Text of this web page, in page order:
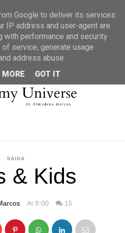
SAIOA
& Kids
At 8:00 15
Google to deliver its services
IP address and user-agent are
with performance and security
service, generate usage
address abuse.
MORE
GOT IT